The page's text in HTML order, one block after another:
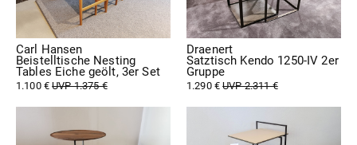
Carl Hansen
Beistelltische Nesting
Tables Eiche geölt, 3er Set
1.100 €UVP 1.375 €
Draenert
Satztisch Kendo 1250-IV 2er
Gruppe
1.290 €UVP 2.311 €